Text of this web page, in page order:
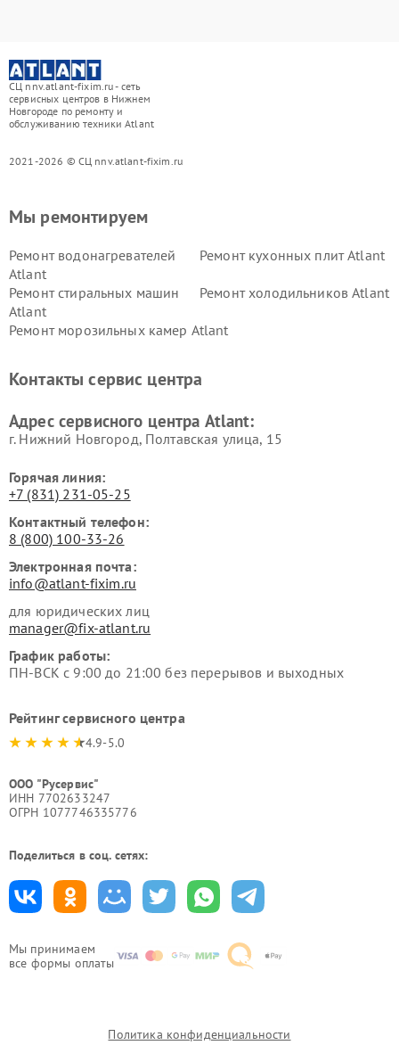
СЦ nnv.atlant-fixim.ru - сеть
сервисных центров в Нижнем
Новгороде по ремонту и
обслуживанию техники Atlant
2021-2026 © СЦ nnv.atlant-fixim.ru
Мы принимаем
все формы оплаты
Мы ремонтируем
Ремонт водонагревателей
Atlant
Ремонт кухонных плит Atlant
Ремонт стиральных машин
Atlant
Ремонт холодильников Atlant
Ремонт морозильных камер Atlant
Контакты сервис центра
Адрес сервисного центра Atlant:
г. Нижний Новгород, Полтавская улица, 15
Горячая линия:
+7 (831) 231-05-25
Контактный телефон:
8 (800) 100-33-26
Электронная почта:
info@atlant-fixim.ru
для юридических лиц
manager@fix-atlant.ru
График работы:
ПН-ВСК с 9:00 до 21:00 без перерывов и выходных
Рейтинг сервисного центра
4.9-5.0
ООО "Русервис"
ИНН 7702633247
ОГРН 1077746335776
Поделиться в соц. сетях:
Политика конфиденциальности